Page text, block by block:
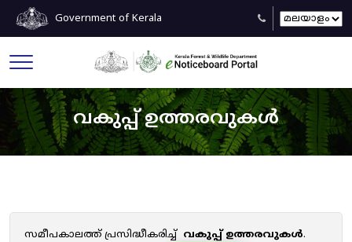
Government of Kerala
വകുപ്പ് ഉത്തരവുകൾ
സമീപകാലത്ത് പ്രസിദ്ധീകരിച്ച് വകുപ്പ് ഉത്തരവുകൾ.